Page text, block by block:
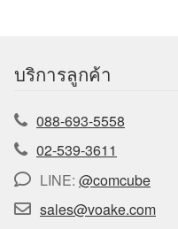
บริการลูกค้า
088-693-5558
02-539-3611
LINE: @comcube
sales@voake.com